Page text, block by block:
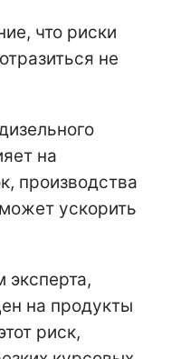
что риски
не
на
производства
ускорить
эксперта,
на продукты
риск,